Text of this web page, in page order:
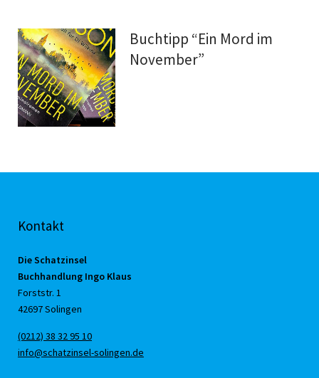
Buchtipp “Ein Mord im
November”
Kontakt
Die Schatzinsel
Buchhandlung Ingo Klaus
Forststr. 1
42697 Solingen
(0212) 38 32 95 10
info@schatzinsel-solingen.de